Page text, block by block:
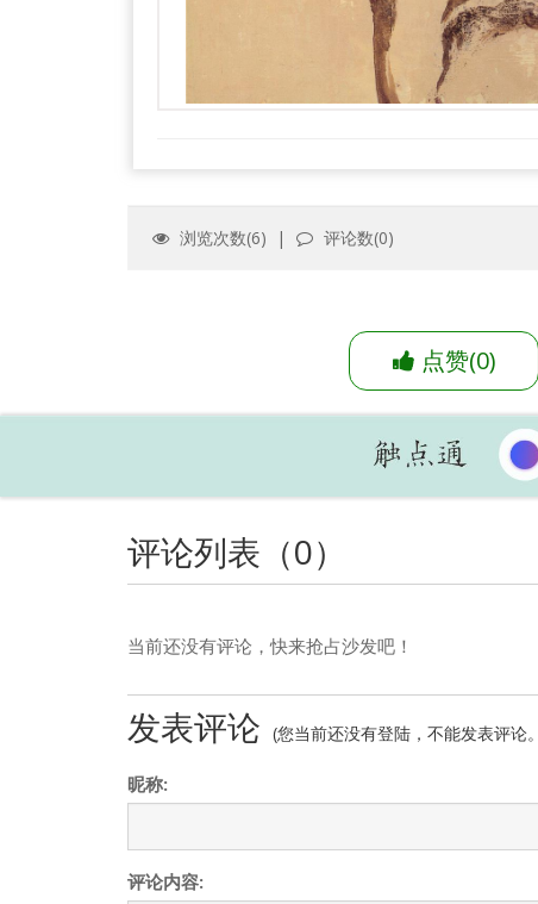
浏览次数(6) | 评论数(0)
点赞(0)
评论列表（0）
当前还没有评论，快来抢占沙发吧！
发表评论 (您当前还没有登陆，不能发表评论。
昵称:
评论内容: